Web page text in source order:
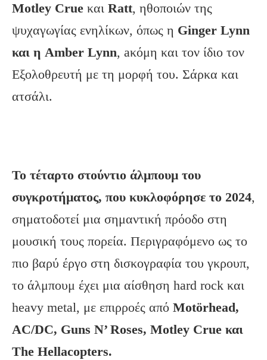
Motley Crue και Ratt, ηθοποιών της
ψυχαγωγίας ενηλίκων, όπως η Ginger Lynn
και η Amber Lynn, aκόμη και τον ίδιο τον
Εξολοθρευτή με τη μορφή του. Σάρκα και
ατσάλι.
Το τέταρτο στούντιο άλμπουμ του
συγκροτήματος, που κυκλοφόρησε το 2024,
σηματοδοτεί μια σημαντική πρόοδο στη
μουσική τους πορεία. Περιγραφόμενο ως το
πιο βαρύ έργο στη δισκογραφία του γκρουπ,
το άλμπουμ έχει μια αίσθηση hard rock και
heavy metal, με επιρροές από Motörhead,
AC/DC, Guns N’ Roses, Motley Crue και
The Hellacopters.